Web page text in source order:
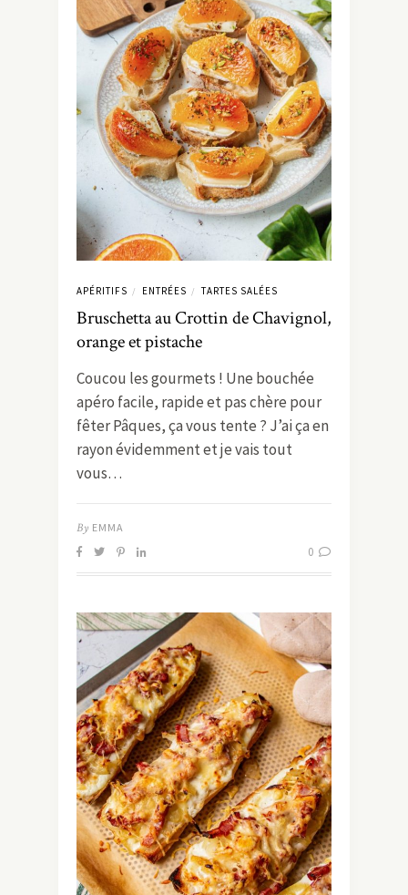
APÉRITIFS / ENTRÉES / TARTES SALÉES
Bruschetta au Crottin de Chavignol,
orange et pistache
Coucou les gourmets ! Une bouchée
apéro facile, rapide et pas chère pour
fêter Pâques, ça vous tente ? J’ai ça en
rayon évidemment et je vais tout
vous…
By EMMA
0